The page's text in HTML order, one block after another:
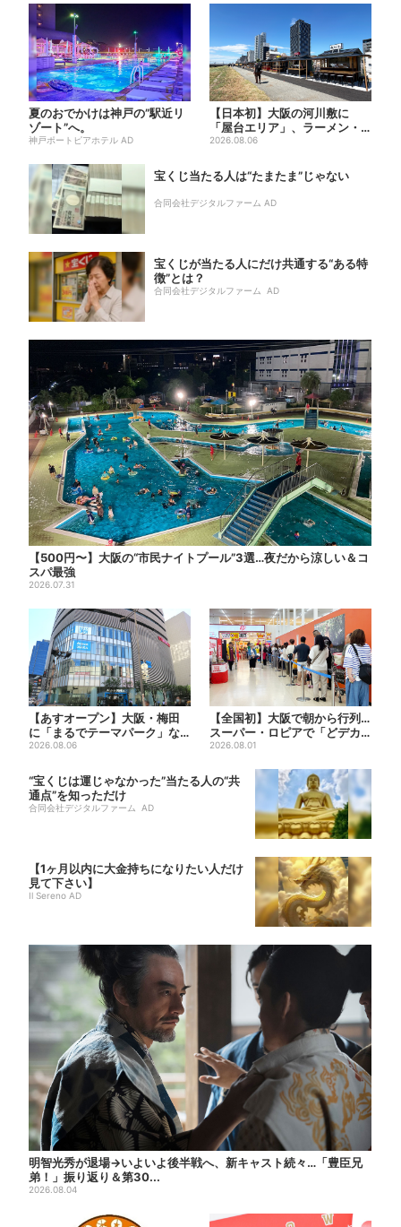
夏のおでかけは神戸の”駅近リ
ゾート”へ。
神戸ポートピアホテル AD
【日本初】大阪の河川敷に
「屋台エリア」、ラーメン・
焼肉・しゃぶしゃぶ・カフェ
2026.08.06
宝くじ当たる人は“たまたま”じゃない
合同会社デジタルファーム AD
宝くじが当たる人にだけ共通する“ある特
徴”とは？
合同会社デジタルファーム AD
【500円〜】大阪の“市民ナイトプール”3選…夜だから涼しい＆コ
スパ最強
2026.07.31
【あすオープン】大阪・梅田
に「まるでテーマパーク」な
巨大スポーツ店、461ブラン...
2026.08.06
【全国初】大阪で朝から行列…
スーパー・ロピアで「どデカ
抽選会」、開始30分で“1...
2026.08.01
“宝くじは運じゃなかった”当たる人の“共
通点”を知っただけ
合同会社デジタルファーム AD
【1ヶ月以内に大金持ちになりたい人だけ
見て下さい】
Il Sereno AD
明智光秀が退場→いよいよ後半戦へ、新キャスト続々…「豊臣兄
弟！」振り返り＆第30...
2026.08.04